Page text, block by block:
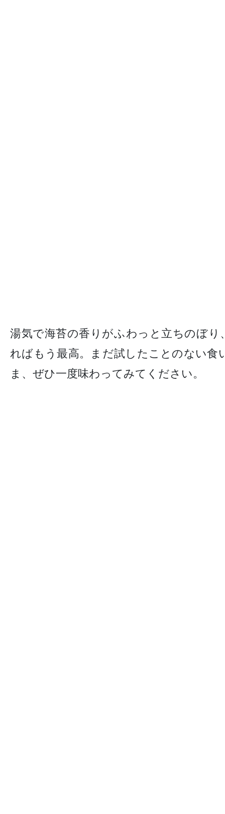
湯気で海苔の香りがふわっと立ちのぼり
ればもう最高。まだ試したことのない食
ま、ぜひ一度味わってみてください。